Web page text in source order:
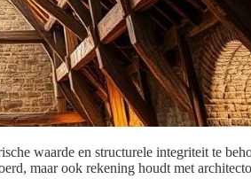
waarde en structurele integriteit te
maar ook rekening houdt met